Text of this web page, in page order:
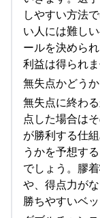
しやすい方法
い人には難し
ールを決めら
利益は得られま
無失点かどう
無失点に終わ
点した場合は
が勝利する仕
うかを予想す
でしょう。膠
や、得点力が
勝ちやすいベ